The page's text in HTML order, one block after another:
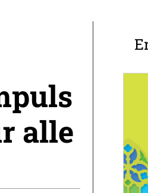
alle